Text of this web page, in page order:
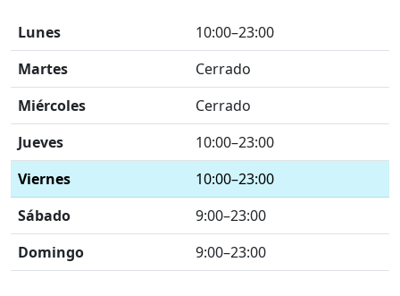
Lunes
10:00–23:00
Martes
Cerrado
Miércoles
Cerrado
Jueves
10:00–23:00
Viernes
10:00–23:00
Sábado
9:00–23:00
Domingo
9:00–23:00